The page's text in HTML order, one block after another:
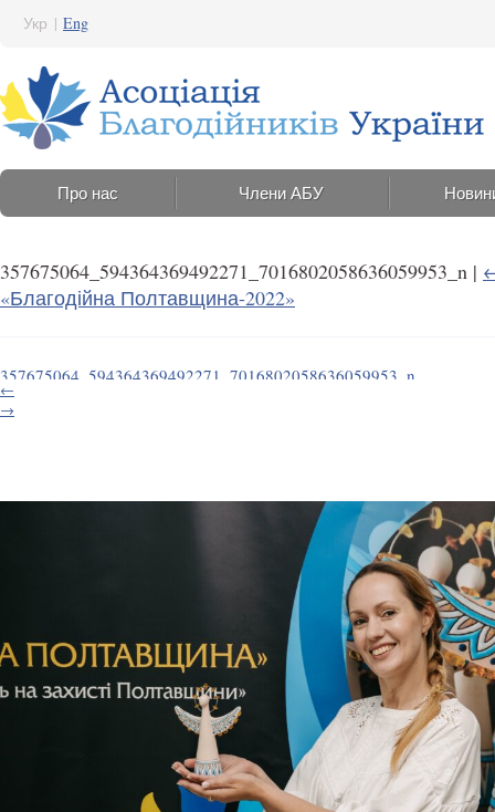
Укр | Eng
Про нас Члени АБУ
357675064_594364369492271_7016802058636059953_n |
«Благодійна Полтавщина-2022»
357675064_594364369492271_7016802058636059953_n
3 Липня 2023 18:40
←
→